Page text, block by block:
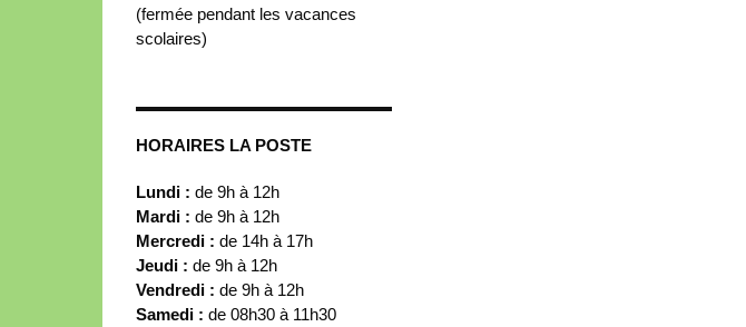
(fermée pendant les vacances
scolaires)
HORAIRES LA POSTE
Lundi : de 9h à 12h
Mardi : de 9h à 12h
Mercredi : de 14h à 17h
Jeudi : de 9h à 12h
Vendredi : de 9h à 12h
Samedi : de 08h30 à 11h30